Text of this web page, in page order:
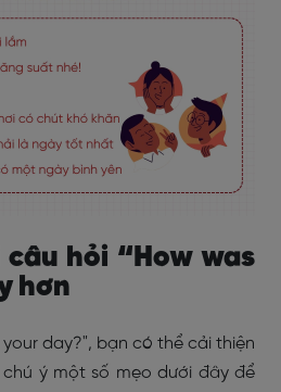
hỏi “How was
hơn
your day?", bạn có thể cải thiện
ý một số mẹo dưới đây để